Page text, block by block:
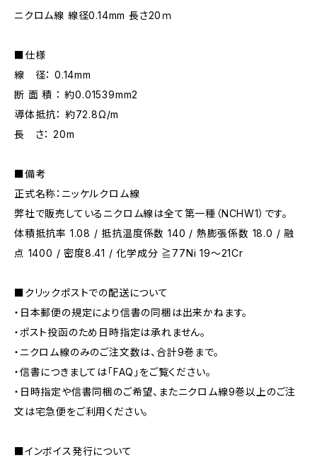
ニクロム線 線径0.14mm 長さ20ｍ
■仕様
線 径： 0.14mm
断 面 積 ： 約0.01539mm2
導体抵抗： 約72.8Ω/m
長 さ： 20m
■備考
正式名称：ニッケルクロム線
弊社で販売しているニクロム線は全て第一種（NCHW1）です。
体積抵抗率 1.08 / 抵抗温度係数 140 / 熱膨張係数 18.0 / 融
点 1400 / 密度8.41 / 化学成分 ≧77Ni 19～21Cr
■クリックポストでの配送について
・日本郵便の規定により信書の同梱は出来かねます。
・ポスト投函のため日時指定は承れません。
・ニクロム線のみのご注文数は、合計9巻まで。
・信書につきましては「FAQ」をご覧ください。
・日時指定や信書同梱のご希望、またニクロム線9巻以上のご注
文は宅急便をご利用ください。
■インボイス発行について